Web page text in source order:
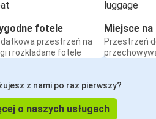
fotele
przestrzeń na
i rozkładane fotele
Miejsce na
Przestrzeń
z nami po raz pierwszy?
o naszych usługach